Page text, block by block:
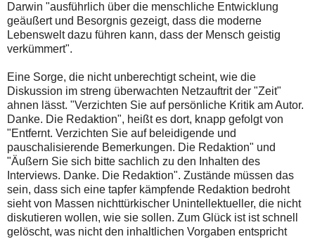
Darwin "ausführlich über die menschliche Entwicklung
geäußert und Besorgnis gezeigt, dass die moderne
Lebenswelt dazu führen kann, dass der Mensch geistig
verkümmert".
Eine Sorge, die nicht unberechtigt scheint, wie die
Diskussion im streng überwachten Netzauftrit der "Zeit"
ahnen lässt. "Verzichten Sie auf persönliche Kritik am Autor.
Danke. Die Redaktion", heißt es dort, knapp gefolgt von
"Entfernt. Verzichten Sie auf beleidigende und
pauschalisierende Bemerkungen. Die Redaktion" und
"Äußern Sie sich bitte sachlich zu den Inhalten des
Interviews. Danke. Die Redaktion". Zustände müssen das
sein, dass sich eine tapfer kämpfende Redaktion bedroht
sieht von Massen nichttürkischer Unintellektueller, die nicht
diskutieren wollen, wie sie sollen. Zum Glück ist ist schnell
gelöscht, was nicht den inhaltlichen Vorgaben entspricht